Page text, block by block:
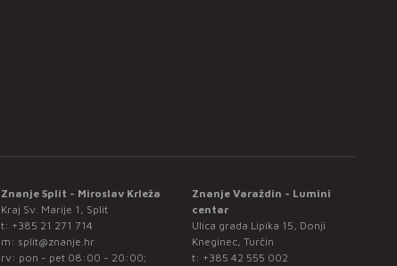
Znanje Split - Miroslav Krleža
Kraj Sv. Marije 1, Split
t: +385 21 271 714
m: split@znanje.hr
rv: pon - pet 08:00 - 20:00;
Znanje Varaždin - Lumini
centar
Ulica grada Lipika 15, Donji
Kneginec, Turčin
t: +385 42 555 002